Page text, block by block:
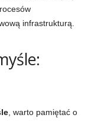
infrastrukturą.
, warto pamiętać o